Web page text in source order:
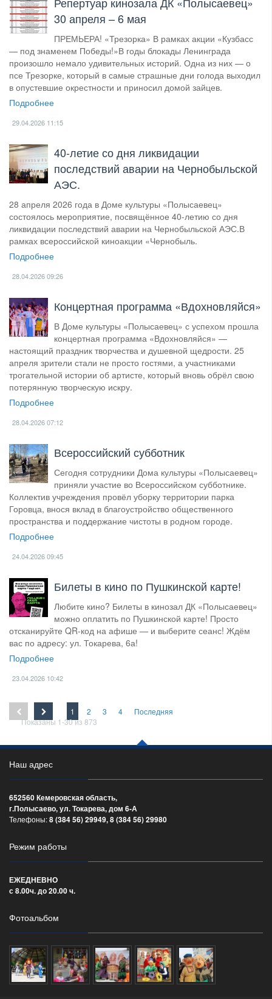
30 апреля – 6 мая
ПРЕМЬЕРА! «Трезорка» В рамках акции «Кузбасс
— под знаменем Победы!»В годы блокады Ленинграда
произошло немало удивительных историй. Одна из них — о
псе Трезорке, который в самые страшные дни голода выходил
в опустевшие окрестности и приносил домой зайцев.
Подробнее
29.04.2026 11:15
40-летие со дня ликвидации
последствий аварии на Чернобыльской
АЭС.
28 апреля 2026 года в Доме культуры «Полысаевец»
состоялось мероприятие, посвящённое 40-летию со дня
ликвидации последствий аварии на Чернобыльской АЭС.В
рамках всероссийской киноакции «Чернобыль.
Подробнее
28.04.202609:26
Концертная программа «Вдохновляйся»
В Доме культуры «Полысаевец» с успехом прошла
концертная программа «Вдохновляйся» —
настоящий праздник творчества и душевной щедрости. 25
апреля зрители стали не просто гостями, а участниками
трогательной истории об артисте, который вновь обрёл свою
потерянную творческую искру.
Подробнее
28.04.202607:12
Всероссийский субботник
Сегодня сотрудники Дома культуры «Полысаевец»
приняли участие во Всероссийском субботнике.
Коллектив учреждения провёл уборку территории парка
Горовца, внося вклад в благоустройство общественного
пространства и поддержание чистоты в родном городе.
Подробнее
24.04.202609:45
Билеты в кино по Пушкинской карте!
Любите кино? Билеты в кинозал ДК «Полысаевец»
можно оплатить по Пушкинской карте! Просто
отсканируйте QR-код на афише — и выберите сеанс! Ждём
вас по адресу: ул. Токарева, 6а!
Подробнее
23.04.2026 10:42
1 2 3 4
Последняя
Показаны 1-30 из 873
Наш адрес
652560 Кемеровская область,
г.Полысаево, ул. Токарева, дом 6-А
Телефоны:8 (384 56) 29949, 8 (384 56) 29980
Режим работы
ЕЖЕДНЕВНО
с 8.00ч. до 20.00 ч.
Фотоальбом